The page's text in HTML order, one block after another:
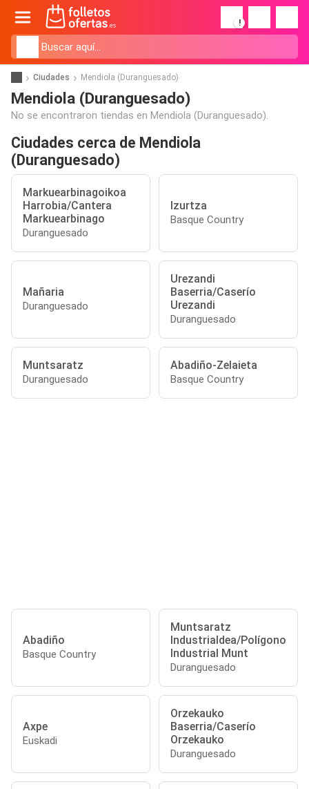
!
Ciudades Mendiola (Duranguesado)
Mendiola (Duranguesado)
No se encontraron tiendas en Mendiola (Duranguesado).
Ciudades cerca de Mendiola
(Duranguesado)
Markuearbinagoikoa
Harrobia/Cantera
Markuearbinago
Duranguesado
Izurtza
Basque Country
Mañaria
Duranguesado
Urezandi
Baserria/Caserío
Urezandi
Duranguesado
Muntsaratz
Duranguesado
Abadiño-Zelaieta
Basque Country
Abadiño
Basque Country
Muntsaratz
Industrialdea/Polígono
Industrial Munt
Duranguesado
Axpe
Euskadi
Orzekauko
Baserria/Caserío
Orzekauko
Duranguesado